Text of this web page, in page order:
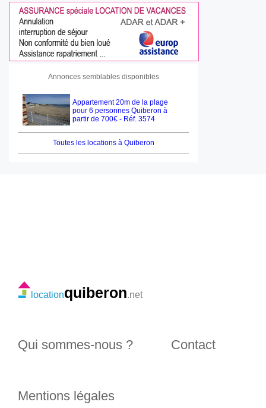
Annonces semblables disponibles
Appartement 20m de la plage
pour 6 personnes Quiberon à
partir de 700€ - Réf. 3574
Toutes les locations à Quiberon
locationquiberon.net
Qui sommes-nous ? Contact
Mentions légales